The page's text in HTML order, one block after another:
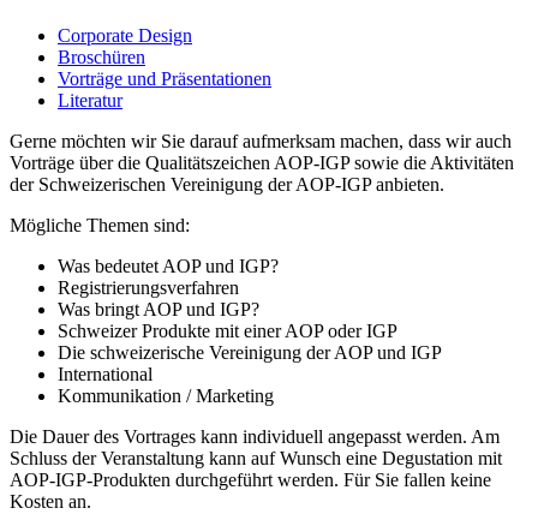
Corporate Design
Broschüren
Vorträge und Präsentationen
Literatur
Gerne möchten wir Sie darauf aufmerksam machen, dass wir auch
Vorträge über die Qualitätszeichen AOP-IGP sowie die Aktivitäten
der Schweizerischen Vereinigung der AOP-IGP anbieten.
Mögliche Themen sind:
Was bedeutet AOP und IGP?
Registrierungsverfahren
Was bringt AOP und IGP?
Schweizer Produkte mit einer AOP oder IGP
Die schweizerische Vereinigung der AOP und IGP
International
Kommunikation / Marketing
Die Dauer des Vortrages kann individuell angepasst werden. Am
Schluss der Veranstaltung kann auf Wunsch eine Degustation mit
AOP-IGP-Produkten durchgeführt werden. Für Sie fallen keine
Kosten an.